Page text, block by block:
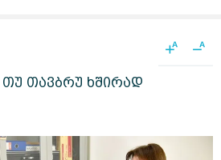
+A −A
თავბრუ ხშირად